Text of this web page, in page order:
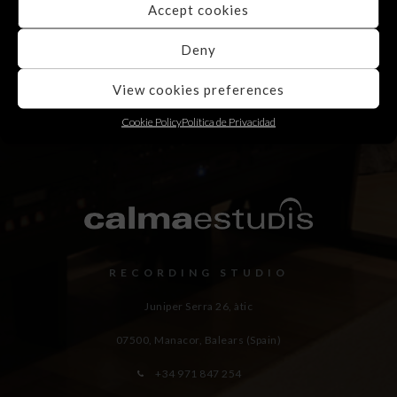
Accept cookies
Deny
View cookies preferences
Cookie PolicyPolítica de Privacidad
RECORDING STUDIO
Juniper Serra 26, àtic
07500, Manacor, Balears (Spain)
+34 971 847 254